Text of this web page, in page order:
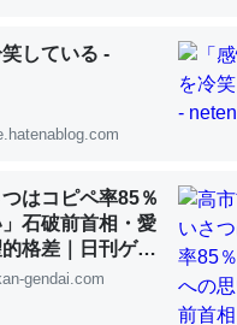
ルシウムも酸素も不足して
してるのでは」とあって面
ガニ・ウミグモ）はカルシ
る筈だが、酵素が違うのか？
表】昆虫学の大問題＝「昆虫はな
笑している -
はコピペ率85％
石破前首相・愛
格差｜日刊ゲン
gendai.com